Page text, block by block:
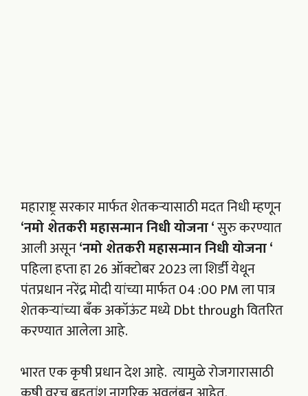
महाराष्ट्र सरकार मार्फत शेतकऱ्यासाठी मदत निधी म्हणून
‘नमो शेतकरी महासन्मान निधी योजना ‘सुरु करण्यात
आली असून‘नमो शेतकरी महासन्मान निधी योजना ‘
पहिला हप्ता हा 26 ऑक्टोबर 2023 ला शिर्डी येथून
पंतप्रधान नरेंद्र मोदी यांच्या मार्फत 04 :00 PM ला पात्र
शेतकऱ्यांच्या बँक अकॉऊंट मध्ये Dbt through वितरित
करण्यात आलेला आहे.
भारत एक कृषी प्रधान देश आहे. त्यामुळे रोजगारासाठी